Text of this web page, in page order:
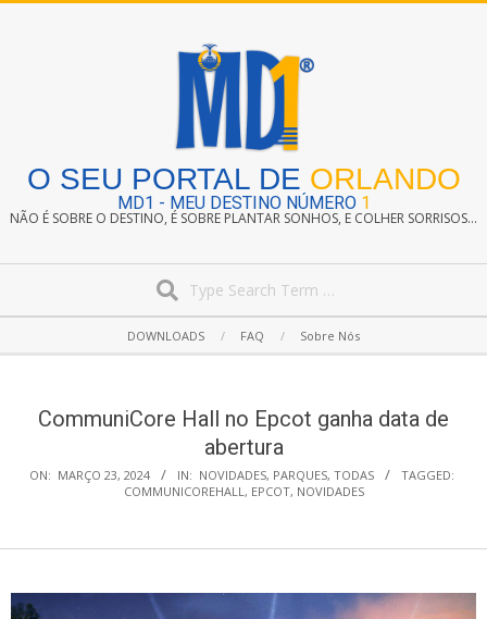
O SEU PORTAL DE ORLANDO
MD1 - MEU DESTINO NÚMERO 1
NÃO É SOBRE O DESTINO, É SOBRE PLANTAR SONHOS, E COLHER SORRISOS...
Navigation
DOWNLOADS FAQ Sobre Nós
CommuniCore Hall no Epcot ganha data de
abertura
ON: MARÇO 23, 2024 IN: NOVIDADES, PARQUES, TODAS
TAGGED:
COMMUNICOREHALL, EPCOT, NOVIDADES